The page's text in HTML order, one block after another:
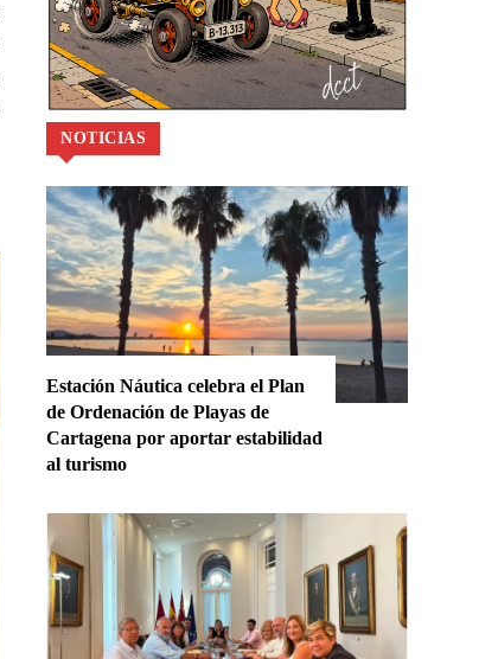
NOTICIAS
Estación Náutica celebra el Plan
de Ordenación de Playas de
Cartagena por aportar estabilidad
al turismo